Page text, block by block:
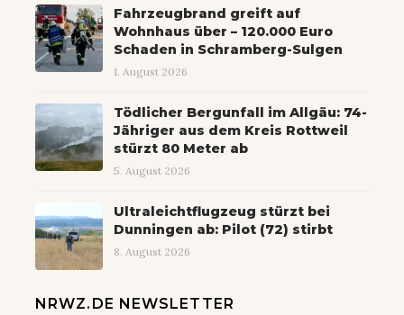
Fahrzeugbrand greift auf
Wohnhaus über – 120.000 Euro
Schaden in Schramberg-Sulgen
1. August 2026
Tödlicher Bergunfall im Allgäu: 74-
Jähriger aus dem Kreis Rottweil
stürzt 80 Meter ab
5. August 2026
Ultraleichtflugzeug stürzt bei
Dunningen ab: Pilot (72) stirbt
8. August 2026
NRWZ.DE NEWSLETTER